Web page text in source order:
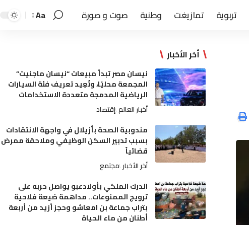
تربوية تمازيغت وطنية صوت و صورة Aa
أخر الأخبار
نيسان مصر تبدأ مبيعات “نيسان ماجنيت”
المجمعة محليًا، وتُعِيد تعريف فئة السيارات
الرياضية المدمجة متعددة الاستخدامات
أخبار العالم إقتصاد
مندوبية الصحة بأزيلال في واجهة الانتقادات
بسبب تدبير السكن الوظيفي وملاحقة ممرض
قضائياً
أخر الأخبار مجتمع
الدرك الملكي بأولادعبو يواصل حربه على
ترويج الممنوعات.. مداهمة ضيعة فلاحية
بتراب جماعة بن امعاشو وحجز أزيد من أربعة
أطنان من ماء الحياة